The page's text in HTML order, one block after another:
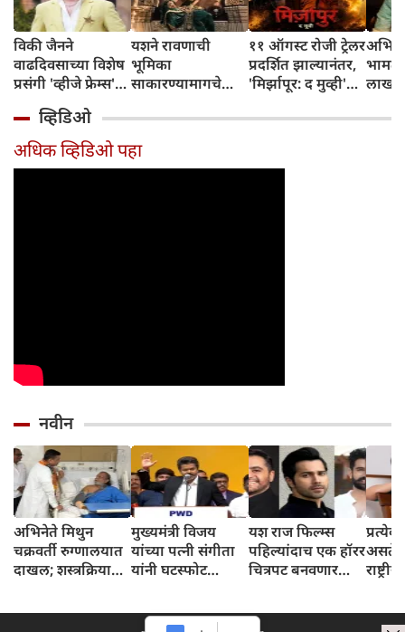
विकी जैनने
वाढदिवसाच्या विशेष
प्रसंगी 'व्हीजे फ्रेम्स'
हाऊसची भव्य
सुरुवात केली
यशने रावणाची
भूमिका
साकारण्यामागचे
११ ऑगस्ट रोजी ट्रेलर
प्रदर्शित झाल्यानंतर,
'मिर्झापूर: द मुव्ही'
प्रमोशन करणार
व्हिडिओ
अधिक व्हिडिओ पहा
नवीन
अभिनेते मिथुन
चक्रवर्ती रुग्णालयात
दाखल; शस्त्रक्रिया
मुख्यमंत्री विजय
यांच्या पत्नी संगीता
यांनी घटस्फोट
यश राज फिल्म्स
पहिल्यांदाच एक हॉरर
चित्रपट बनवणार
दिसणार
प्रत्येक
असते;
केला